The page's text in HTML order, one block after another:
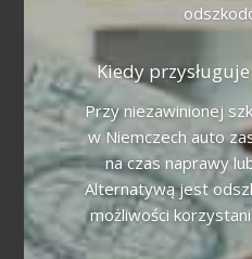
Kiedy
Przy niezawinionej
w Niemczech auto
na czas naprawy
Alternatywą jest
możliwości